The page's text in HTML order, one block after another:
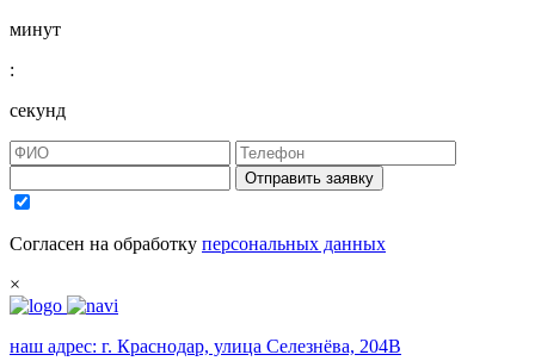
минут
:
секунд
Отправить заявку
Согласен на обработку персональных данных
×
наш адрес: г. Краснодар, улица Селезнёва, 204В